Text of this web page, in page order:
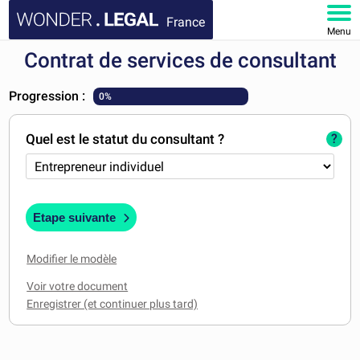
France
Menu
ACCUEIL
DOCUMENTS
FAQ
Contrat de services de consultant
Progression : 0%
Quel est le statut du consultant ? ?
Etape suivante
Modifier le modèle
Voir votre document